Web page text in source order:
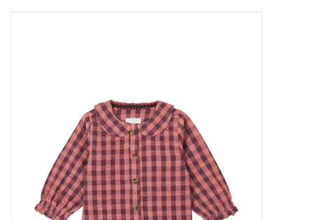
Schoenen en Tassen
Cadeaubonnen